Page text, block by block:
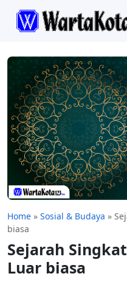
Home » Sosial & Budaya »
biasa
Sejarah
Luar biasa